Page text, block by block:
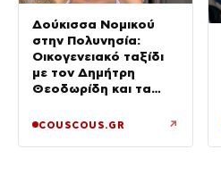
Δούκισσα Νομικού
στην Πολυνησία:
Οικογενειακό ταξίδι
με τον Δημήτρη
Θεοδωρίδη και τα
COUSCOUS.GR ↗